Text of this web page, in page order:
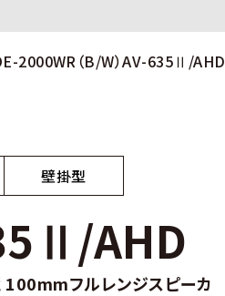
2000WR（B/W）AV-635Ⅱ/AHD
壁掛型
AHD
100mmフルレンジスピーカ